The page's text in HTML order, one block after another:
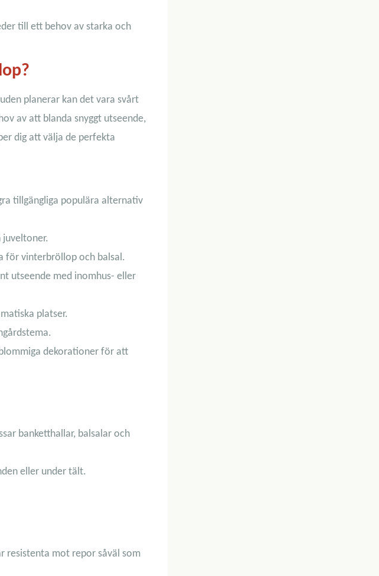
till ett behov av starka och
planerar kan det vara svårt
av att blanda snyggt utseende,
dig att välja de perfekta
tillgängliga populära alternativ
juveltoner.
för vinterbröllop och balsal.
utseende med inomhus- eller
platser.
dekorationer för att
banketthallar, balsalar och
eller under tält.
resistenta mot repor såväl som